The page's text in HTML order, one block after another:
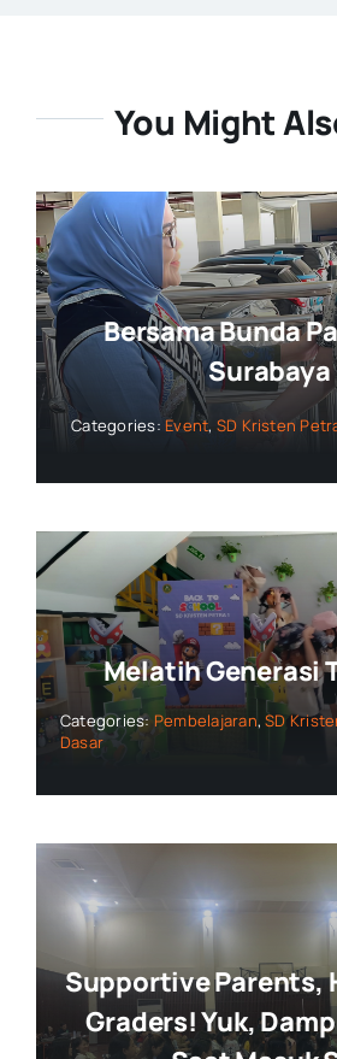
You Might
Bersama Bunda
Surabaya
Categories: Event, SD Kristen
Melatih Generasi
Categories: Pembelajaran,SD
Dasar
Supportive Parents,
Graders! Yuk,